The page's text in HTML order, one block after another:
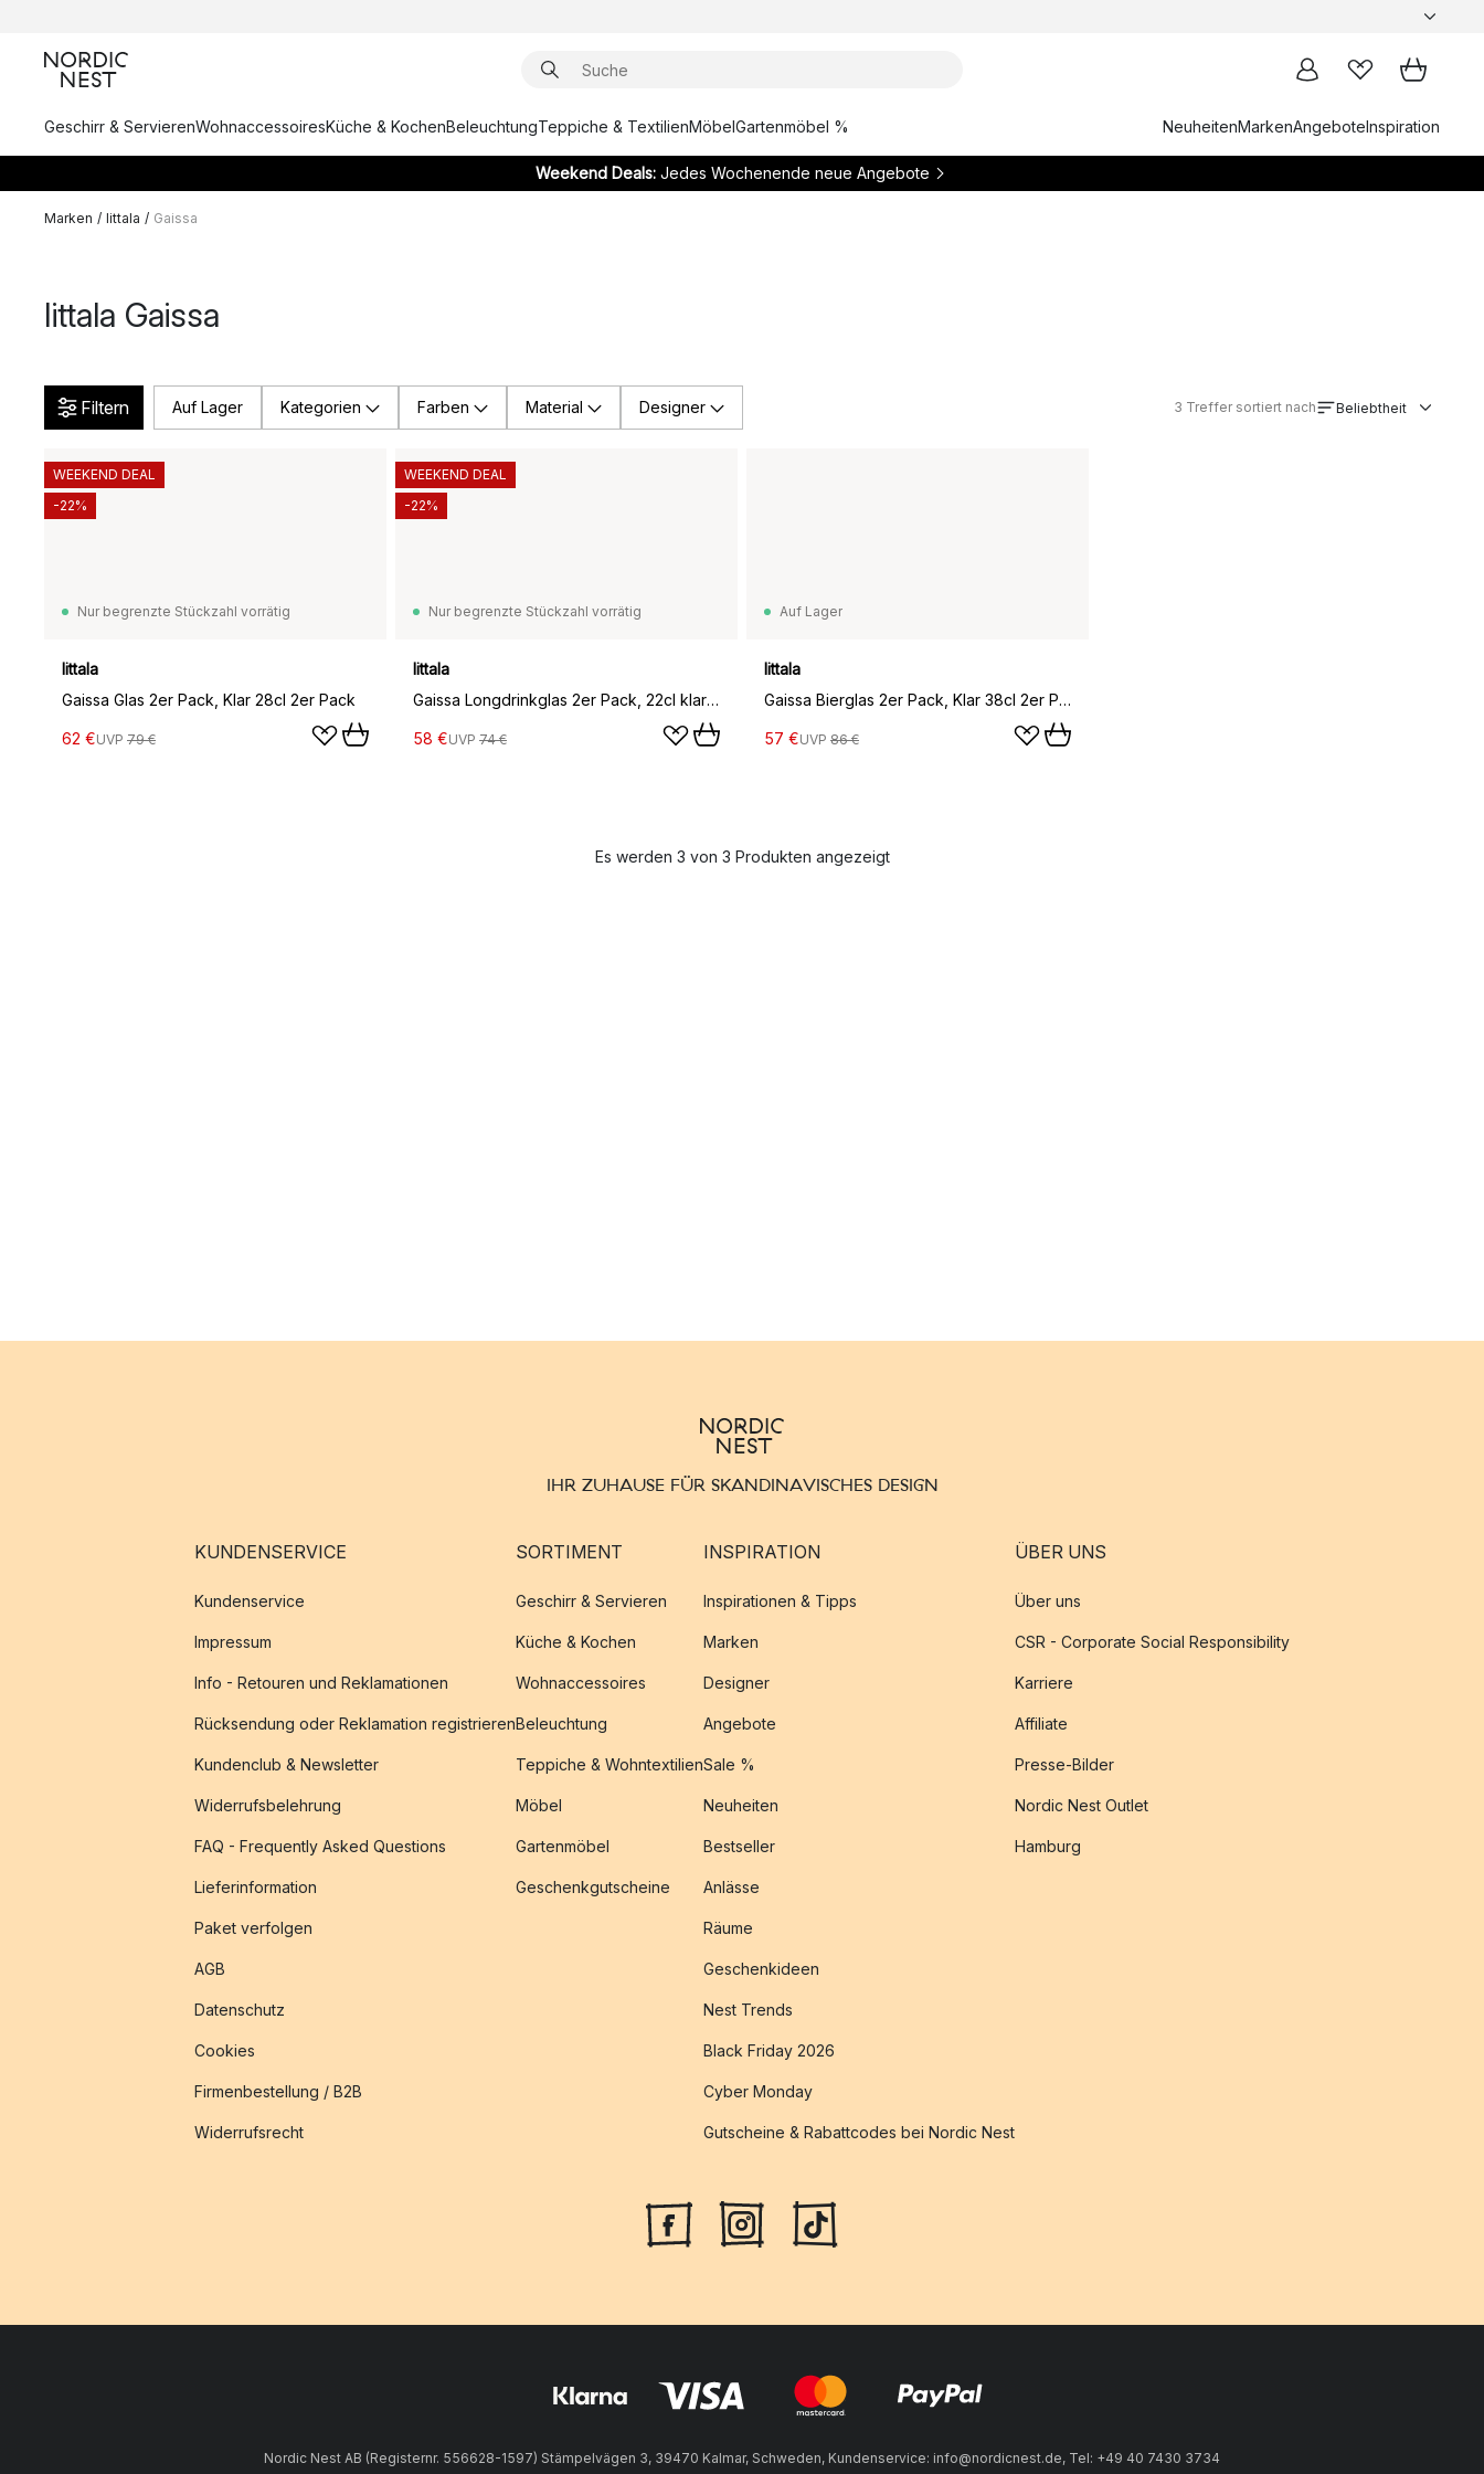
Geschirr & ServierenWohnaccessoiresKüche & KochenBeleuchtungTeppiche & TextilienMöbelGartenmöbel % NeuheitenMarkenAngeboteInspiration
Weekend Deals:Jedes Wochenende neue Angebote
Marken / Iittala / Gaissa
Iittala Gaissa
Filtern Auf Lager Kategorien Farben Material Designer 3 Treffer sortiert nach Beliebtheit
Nur begrenzte Stückzahl vorrätig
Iittala
Gaissa Glas 2er Pack, Klar 28cl 2er Pack
62 €UVP 79 €
WEEKEND DEAL
-22%
Nur begrenzte Stückzahl vorrätig
Iittala
Gaissa Longdrinkglas 2er Pack, 22cl klar 2er Pack
58 €UVP 74 €
WEEKEND DEAL
-22%
Auf Lager
Iittala
Gaissa Bierglas 2er Pack, Klar 38cl 2er Pack
57 €UVP 86 €
Es werden 3 von 3 Produkten angezeigt
IHR ZUHAUSE FÜR SKANDINAVISCHES DESIGN
KUNDENSERVICE
Kundenservice
Impressum
Info - Retouren und Reklamationen
Rücksendung oder Reklamation registrieren
Kundenclub & Newsletter
Widerrufsbelehrung
FAQ - Frequently Asked Questions
Lieferinformation
Paket verfolgen
AGB
Datenschutz
Cookies
Firmenbestellung / B2B
Widerrufsrecht
SORTIMENT
Geschirr & Servieren
Küche & Kochen
Wohnaccessoires
Beleuchtung
Teppiche & Wohntextilien
Möbel
Gartenmöbel
Geschenkgutscheine
INSPIRATION
Inspirationen & Tipps
Marken
Designer
Angebote
Sale %
Neuheiten
Bestseller
Anlässe
Räume
Geschenkideen
Nest Trends
Black Friday 2026
Cyber Monday
Gutscheine & Rabattcodes bei Nordic Nest
ÜBER UNS
Über uns
CSR - Corporate Social Responsibility
Karriere
Affiliate
Presse-Bilder
Nordic Nest Outlet
Hamburg
Nordic Nest AB (Registernr. 556628-1597) Stämpelvägen 3, 39470 Kalmar, Schweden, Kundenservice: info@nordicnest.de, Tel: +49 40 7430 3734